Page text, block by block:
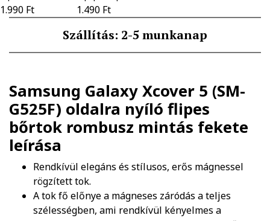
1.990 Ft 1.490 Ft
Szállítás: 2-5 munkanap
Samsung Galaxy Xcover 5 (SM-
G525F) oldalra nyíló flipes
bőrtok rombusz mintás fekete
leírása
Rendkívül elegáns és stílusos, erős mágnessel
rögzített tok.
A tok fő előnye a mágneses záródás a teljes
szélességben, ami rendkívül kényelmes a